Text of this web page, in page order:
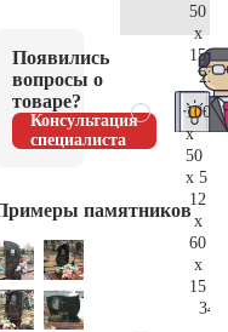
Появились
вопросы о
товаре?
Консультация
специалиста
памятников
50
x
15
100
x
50
x 5
12
x
60
x
15